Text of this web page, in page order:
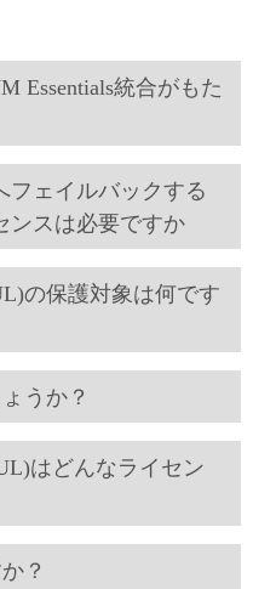
Essentials統合がもた
フェイルバックする
ンスは必要ですか
の保護対象は何です
うか？
はどんなライセン
？